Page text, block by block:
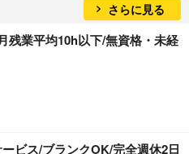
さらに見る
残業平均10h以下/無資格・未経
ビス/ブランクOK/完全週休2日